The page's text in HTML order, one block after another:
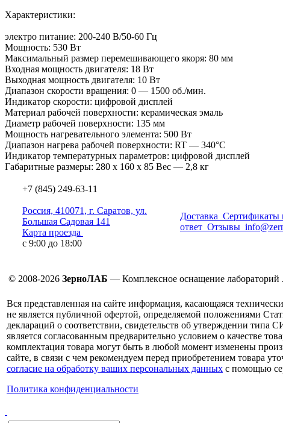
Характеристики:
электро питание: 200-240 В/50-60 Гц
Мощность: 530 Вт
Максимальный размер перемешивающего якоря: 80 мм
Входная мощность двигателя: 18 Вт
Выходная мощность двигателя: 10 Вт
Диапазон скорости вращения: 0 — 1500 об./мин.
Индикатор скорости: цифровой дисплей
Материал рабочей поверхности: керамическая эмаль
Диаметр рабочей поверхности: 135 мм
Мощность нагревательного элемента: 500 Вт
Диапазон нагрева рабочей поверхности: RT — 340°C
Индикатор температурных параметров: цифровой дисплей
Габаритные размеры: 280 х 160 х 85 Вес — 2,8 кг
+7 (845) 249-63-11
Россия, 410071, г. Саратов, ул.
Большая Садовая 141
Карта проезда
с 9:00 до 18:00
Доставка Сертификаты
ответ Отзывы
© 2008-2026 ЗерноЛАБ — Комплексное оснащение
Вся представленная на сайте информация, касающаяся
не является публичной офертой, определяемой положениями
деклараций о соответствии, свидетельств об утверждении
является согласованным предварительно условием о качестве
комплектация товара могут быть в любой момент изменены
сайте, в связи с чем рекомендуем перед приобретением товара
согласие на обработку ваших персональных данных с помощью
Политика конфиденциальности